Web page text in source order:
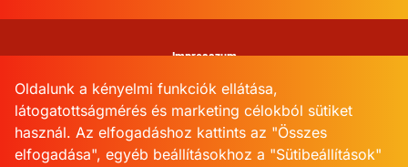
Impresszum
Adatkezelési Tájékoztató
Kommentkezelési szabályzat
Oldalunk a kényelmi funkciók ellátása,
látogatottságmérés és marketing célokból sütiket
használ. Az elfogadáshoz kattints az "Összes
elfogadása", egyéb beállításokhoz a "Sütibeállítások"